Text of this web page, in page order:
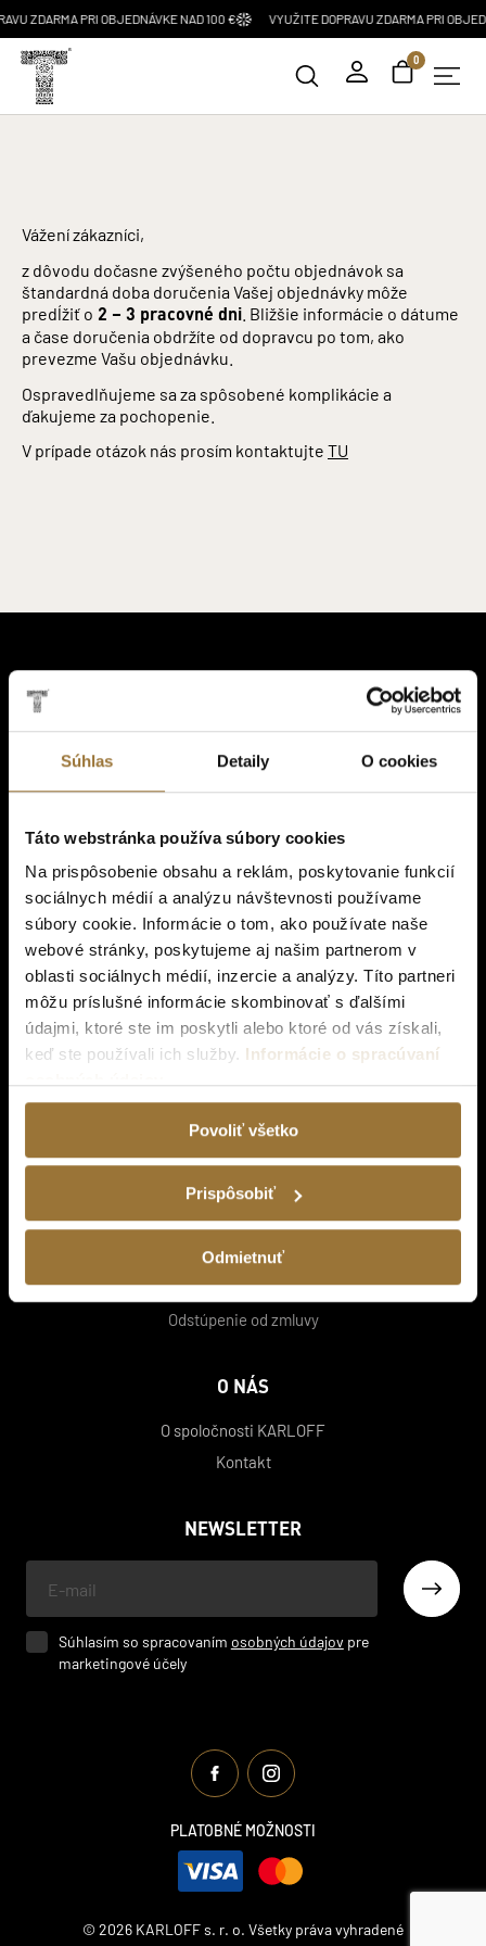
Súhlas Detaily O cookies
Táto webstránka používa súbory cookies
Na prispôsobenie obsahu a reklám, poskytovanie funkcií
sociálnych médií a analýzu návštevnosti používame
súbory cookie. Informácie o tom, ako používate naše
webové stránky, poskytujeme aj našim partnerom v
oblasti sociálnych médií, inzercie a analýzy. Títo partneri
môžu príslušné informácie skombinovať s ďalšími
údajmi, ktoré ste im poskytli alebo ktoré od vás získali,
keď ste používali ich služby. Informácie o spracúvaní
Povoliť všetko
Prispôsobiť
Odmietnuť
ZDARMA PRI OBJEDNÁVKE NAD 100 € VYUŽITE DOPRAVU ZDARMA PRI
0
Vážení zákazníci,
z dôvodu dočasne zvýšeného počtu objednávok sa
štandardná doba doručenia Vašej objednávky môže
predĺžiť o 2 – 3 pracovné dni . Bližšie informácie o dátume
a čase doručenia obdržíte od dopravcu po tom, ako
prevezme Vašu objednávku.
Ospravedlňujeme sa za spôsobené komplikácie a
ďakujeme za pochopenie.
V prípade otázok nás prosím kontaktujte TU
PRODUKTY
TATRATEA
CZECHOSLOVAKIA VODKA
HERBERRY GIN
KAVALERO
ZAHRANIČNÉ PRÉMIOVÉ PRODUKTY
Všeobecné obchodné podmienky (B2C)
Veľkoobchodné obchodné podmienky (B2B)
Doprava a doručenie
Ochrana osobných údajov
Veľkoobchodný predaj
Odstúpenie od zmluvy
O NÁS
O spoločnosti KARLOFF
Kontakt
NEWSLETTER
mail
Súhlasím so spracovaním osobných údajov pre
marketingové účely
© 2026 KARLOFF s. r. o. Všetky práva vyhradené
PLATOBNÉ MOŽNOSTI